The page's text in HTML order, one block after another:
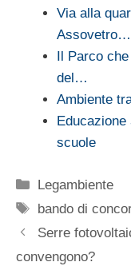
Via alla
Assovetro…
Il Parco
del…
Ambiente
scuole
Categorie
Legambiente
Tag
bando di
Serre
convengono?